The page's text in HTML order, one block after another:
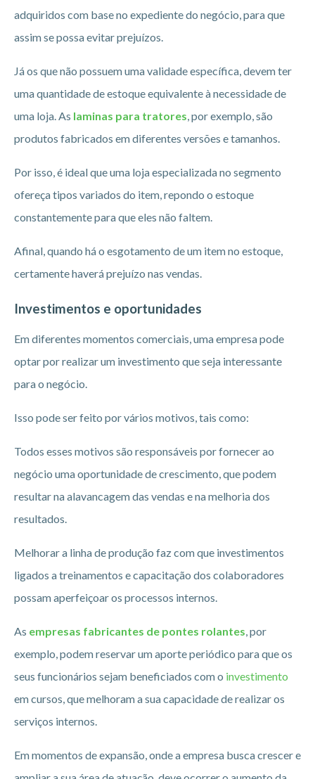
adquiridos com base no expediente do negócio, para que
assim se possa evitar prejuízos.
Já os que não possuem uma validade específica, devem ter
uma quantidade de estoque equivalente à necessidade de
uma loja. As laminas para tratores, por exemplo, são
produtos fabricados em diferentes versões e tamanhos.
Por isso, é ideal que uma loja especializada no segmento
ofereça tipos variados do item, repondo o estoque
constantemente para que eles não faltem.
Afinal, quando há o esgotamento de um item no estoque,
certamente haverá prejuízo nas vendas.
Investimentos e oportunidades
Em diferentes momentos comerciais, uma empresa pode
optar por realizar um investimento que seja interessante
para o negócio.
Isso pode ser feito por vários motivos, tais como:
Todos esses motivos são responsáveis por fornecer ao
negócio uma oportunidade de crescimento, que podem
resultar na alavancagem das vendas e na melhoria dos
resultados.
Melhorar a linha de produção faz com que investimentos
ligados a treinamentos e capacitação dos colaboradores
possam aperfeiçoar os processos internos.
As empresas fabricantes de pontes rolantes, por
exemplo, podem reservar um aporte periódico para que os
seus funcionários sejam beneficiados com o investimento
em cursos, que melhoram a sua capacidade de realizar os
serviços internos.
Em momentos de expansão, onde a empresa busca crescer e